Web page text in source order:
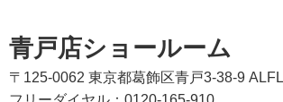
青戸店ショールーム
〒125-0062 東京都葛飾区青戸3-38-9